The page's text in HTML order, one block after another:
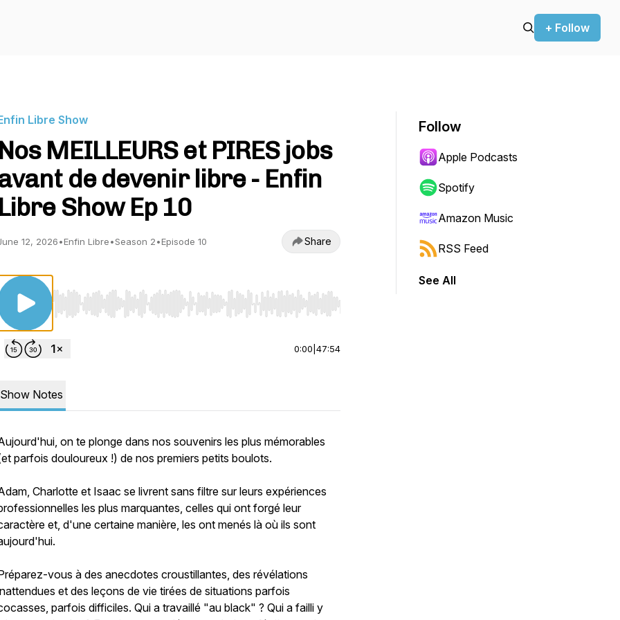
+ Follow
Libre Show
Nos MEILLEURS et PIRES jobs
de devenir libre - Enfin
Libre Show Ep 10
12, 2026•Enfin Libre•Season 2•Episode 10 Share
Use Left/Right to seek, Home/End to jump to start or end. Hold shift to jump forward or backward.
0:00 47:54
Show Notes
on te plonge dans nos souvenirs les plus mémorables
parfois douloureux !) de nos premiers petits boulots.
Charlotte et Isaac se livrent sans filtre sur leurs expériences
les plus marquantes, celles qui ont forgé leur
et, d'une certaine manière, les ont menés là où ils sont
vous à des anecdotes croustillantes, des révélations
et des leçons de vie tirées de situations parfois
parfois difficiles. Qui a travaillé "au black" ? Qui a failli y
Follow
Apple Podcasts
Spotify
Amazon Music
RSS Feed
See All